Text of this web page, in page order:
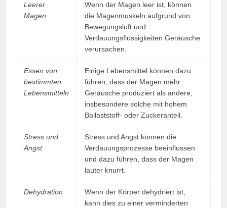
Leerer
Magen
Wenn der Magen leer ist, können
die Magenmuskeln aufgrund von
Bewegungsluft und
Verdauungsflüssigkeiten Geräusche
verursachen.
Essen von
bestimmten
Lebensmitteln
Einige Lebensmittel können dazu
führen, dass der Magen mehr
Geräusche produziert als andere,
insbesondere solche mit hohem
Ballaststoff- oder Zuckeranteil.
Stress und
Angst
Stress und Angst können die
Verdauungsprozesse beeinflussen
und dazu führen, dass der Magen
lauter knurrt.
Dehydration
Wenn der Körper dehydriert ist,
kann dies zu einer verminderten